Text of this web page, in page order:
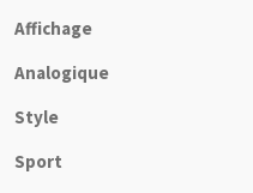
Affichage
Analogique
Style
Sport